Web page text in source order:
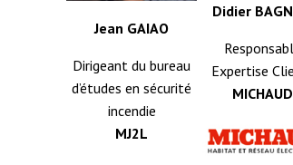
Jean GAIAO
Dirigeant du bureau
d’études en sécurité
incendie
MJ2L
Didier
Expertise
MICHAUD